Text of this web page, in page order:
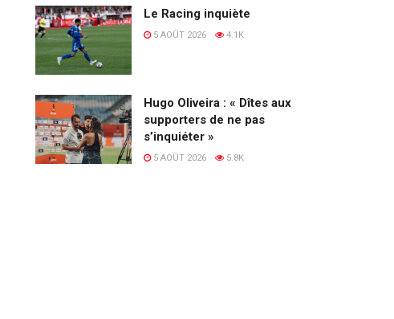
Le Racing inquiète
5 AOÛT 2026 4.1K
Hugo Oliveira : « Dîtes aux
supporters de ne pas
s’inquiéter »
5 AOÛT 2026 5.8K